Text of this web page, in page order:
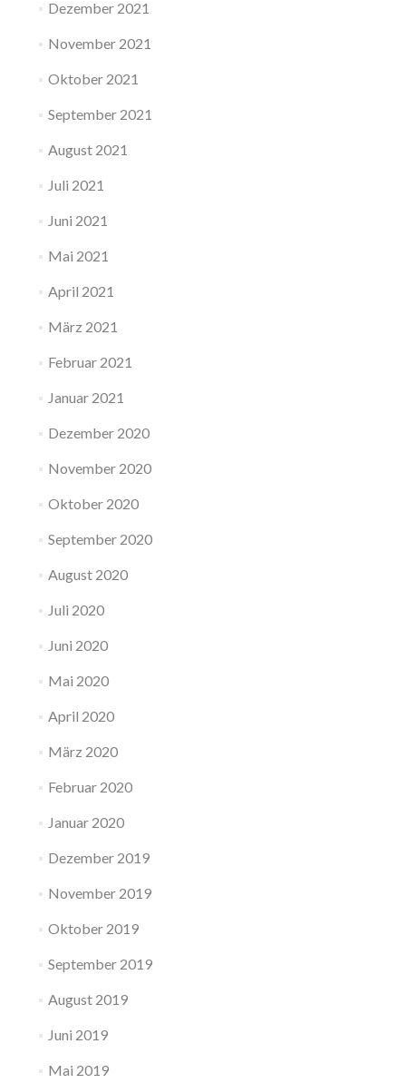
Dezember 2021
November 2021
Oktober 2021
September 2021
August 2021
Juli 2021
Juni 2021
Mai 2021
April 2021
März 2021
Februar 2021
Januar 2021
Dezember 2020
November 2020
Oktober 2020
September 2020
August 2020
Juli 2020
Juni 2020
Mai 2020
April 2020
März 2020
Februar 2020
Januar 2020
Dezember 2019
November 2019
Oktober 2019
September 2019
August 2019
Juni 2019
Mai 2019